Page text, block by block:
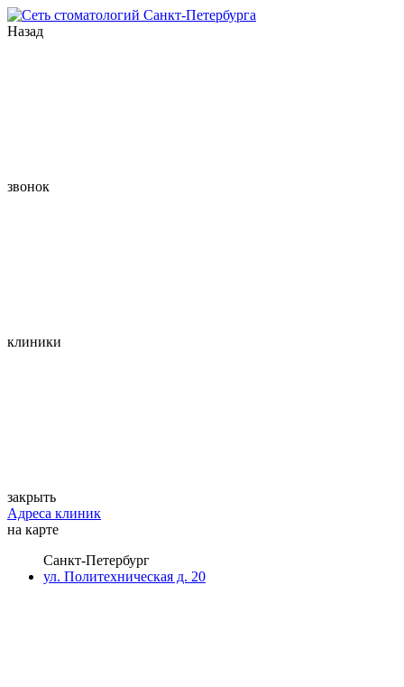
Назад
звонок
клиники
закрыть
Адреса клиник
на карте
Санкт-Петербург
ул. Политехническая д. 20